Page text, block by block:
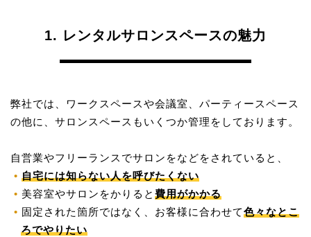
1. レンタルサロンスペースの魅力
弊社では、ワークスペースや会議室、パーティースペース
の他に、サロンスペースもいくつか管理をしております。
自営業やフリーランスでサロンをなどをされていると、
自宅には知らない人を呼びたくない
美容室やサロンをかりると 費用がかかる
固定された箇所ではなく、お客様に合わせて色々なとこ
ろでやりたい